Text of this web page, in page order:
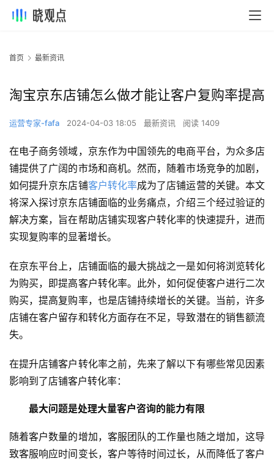
首页 最新资讯
淘宝京东店铺怎么做才能让客户复购率提高
运营专家-fafa 2024-04-03 18:05 最新资讯 阅读 1409
在电子商务领域，京东作为中国领先的电商平台，为众多店
铺提供了广阔的市场和商机。然而，随着市场竞争的加剧，
如何提升京东店铺客户转化率成为了店铺运营的关键。本文
将深入探讨京东店铺面临的业务痛点，介绍三个经过验证的
解决方案，旨在帮助店铺实现客户转化率的快速提升，进而
实现复购率的显著增长。
在京东平台上，店铺面临的最大挑战之一是如何将浏览转化
为购买，即提高客户转化率。此外，如何促使客户进行二次
购买，提高复购率，也是店铺持续增长的关键。当前，许多
店铺在客户留存和转化方面存在不足，导致潜在的销售额流
失。
在提升店铺客户转化率之前，先来了解以下有哪些常见因素
影响到了店铺客户转化率：
最大问题是处理大量客户咨询的能力有限
随着客户数量的增加，客服团队的工作量也随之增加，这导
致客服响应时间变长，客户等待时间过长，从而降低了客户